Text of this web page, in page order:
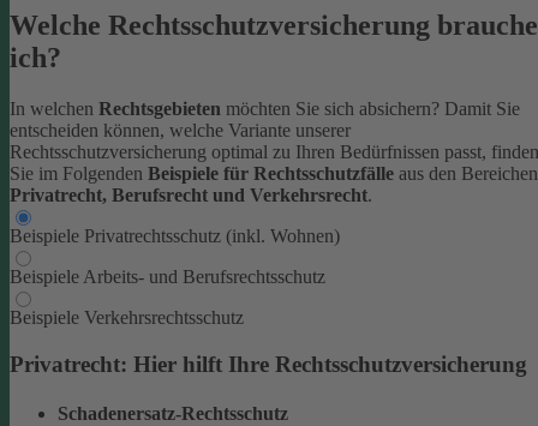
Welche Rechtsschutzversicherung brauche
ich?
In welchen Rechtsgebieten möchten Sie sich absichern? Damit Sie
entscheiden können, welche Variante unserer
Rechtsschutzversicherung optimal zu Ihren Bedürfnissen passt, finden
Sie im Folgenden Beispiele für Rechtsschutzfälle aus den Bereichen
Privatrecht, Berufsrecht und Verkehrsrecht.
Beispiele Privatrechtsschutz (inkl. Wohnen)
Beispiele Arbeits- und Berufsrechtsschutz
Beispiele Verkehrsrechtsschutz
Privatrecht: Hier hilft Ihre Rechtsschutzversicherung
Schadenersatz-Rechtsschutz